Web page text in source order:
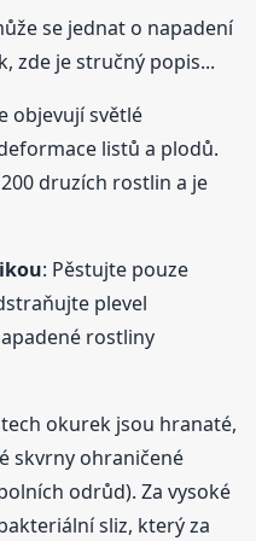
se jednat o napadení
zde je stručný popis...
objevují světlé
listů a plodů.
druzích rostlin a je
: Pěstujte pouze
plevel
rostliny
okurek jsou hranaté,
skvrny ohraničené
odrůd). Za vysoké
sliz, který za